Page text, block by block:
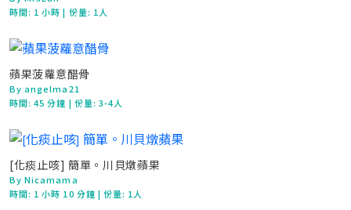
時間: 1 小時| 份量: 1人
蘋果菠蘿意醋骨
By angelma21
時間:45 分鐘 | 份量: 3-4人
[化痰止咳] 簡單。川貝燉蘋果
By Nicamama
時間: 1 小時 10 分鐘 | 份量: 1人